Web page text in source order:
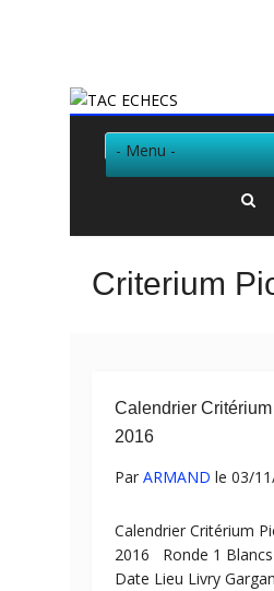
- Menu -
Criterium
Calendrier
2016
Par ARMAND le 03/
Calendrier Critérium
2016 Ronde 1
Date Lieu Livry